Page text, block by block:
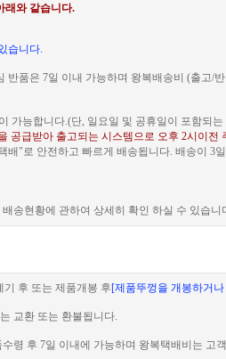
래와 같습니다.
습니다.
반품은 7일 이내 가능하며 왕복배송비 (출고/
가능합니다.(단, 일요일 및 공휴일이 포함되
공급받아 출고되는 시스템으로 오후 2시이
배"로 안전하고 빠르게 배송됩니다. 배송이 3
송현황에 관하여 상세히 확인 하실 수 있습니
기 후 또는 제품개봉 후[제품뚜껑을 개봉하거
교환 또는 환불됩니다.
령 후 7일 이내에 가능하며 왕복택배비는 고